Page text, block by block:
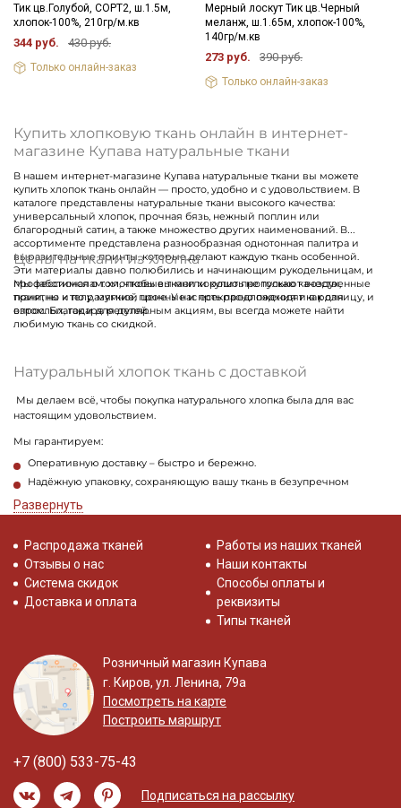
Тик цв.Голубой, СОРТ2, ш.1.5м,
хлопок-100%, 210гр/м.кв
344 руб. 430 руб.
Только онлайн-заказ
Мерный лоскут Тик цв.Черный
меланж, ш.1.65м, хлопок-100%,
140гр/м.кв
273 руб. 390 руб.
Только онлайн-заказ
Купить хлопковую ткань онлайн в интернет-
магазине Купава натуральные ткани
В нашем интернет-магазине Купава натуральные ткани вы можете
купить хлопок ткань онлайн — просто, удобно и с удовольствием. В
каталоге представлены натуральные ткани высокого качества:
универсальный хлопок, прочная бязь, нежный поплин или
благородный сатин, а также множество других наименований. В
ассортименте представлена разнообразная однотонная палитра и
выразительные принты, которые делают каждую ткань особенной.
Эти материалы давно полюбились и начинающим рукодельницам, и
профессионалам: хлопковые ткани хорошо пропускают воздух,
приятны к телу, мягкие, прочные и прекрасно подходят как для
взрослых, так и для детей.
Цены на ткани из хлопка
Мы заботимся о том, чтобы вы могли купить не только качественные
ткани, но и по разумной цене. У нас есть предложения и в розницу, и
оптом. Благодаря регулярным акциям, вы всегда можете найти
любимую ткань со скидкой.
Натуральный хлопок ткань с доставкой
Мы делаем всё, чтобы покупка натурального хлопка была для вас
настоящим удовольствием.
Мы гарантируем:
Оперативную доставку – быстро и бережно.
Надёжную упаковку, сохраняющую вашу ткань в безупречном
Не откладывайте творчество на потом! Загляните в наш каталог, чтобы
Сочетайте, творите, создавайте – а мы с радостью возьмем на себя все
заботы по вашему заказу!
Развернуть
Распродажа тканей
Отзывы о нас
Система скидок
Доставка и оплата
Работы из наших тканей
Наши контакты
Способы оплаты и
реквизиты
Типы тканей
Розничный магазин Купава
г. Киров, ул. Ленина, 79а
Посмотреть на карте
Построить маршрут
+7 (800) 533-75-43
Подписаться на рассылку